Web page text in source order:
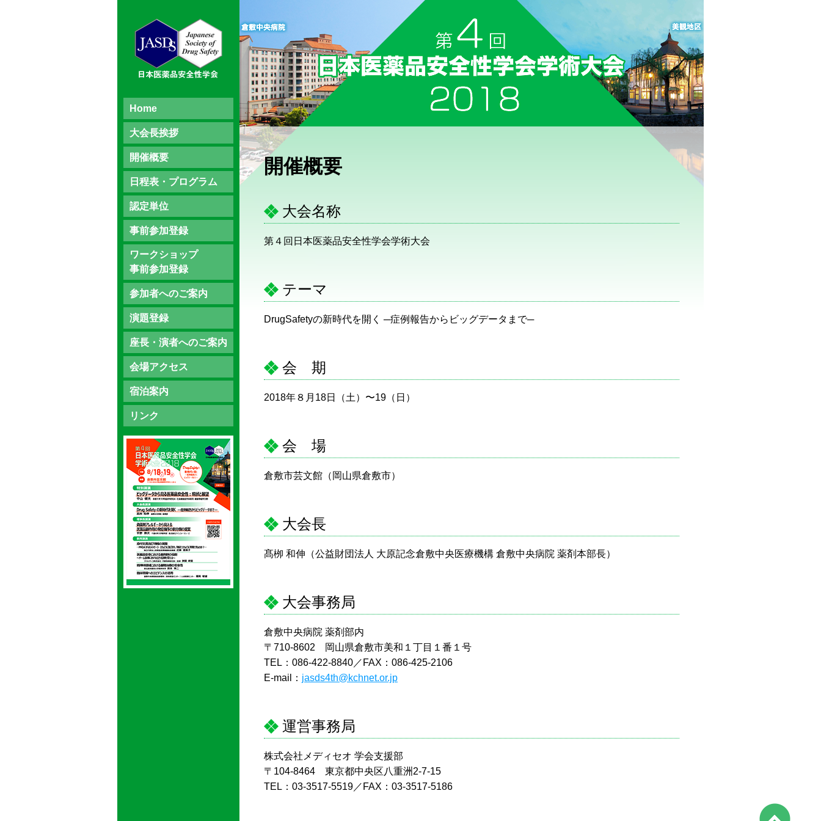
開催概要
大会名称
第４回日本医薬品安全性学会学術大会
テーマ
DrugSafetyの新時代を開く ─症例報告からビッグデータまで─
会 期
2018年８月18日（土）〜19（日）
会 場
倉敷市芸文館（岡山県倉敷市）
大会長
髙栁 和伸（公益財団法人 大原記念倉敷中央医療機構 倉敷中央病院 薬剤本部長）
大会事務局
倉敷中央病院 薬剤部内
〒710-8602 岡山県倉敷市美和１丁目１番１号
TEL：086-422-8840／FAX：086-425-2106
E-mail： jasds4th@kchnet.or.jp
運営事務局
株式会社メディセオ 学会支援部
〒104-8464 東京都中央区八重洲2-7-15
TEL：03-3517-5519／FAX：03-3517-5186
Home
大会長挨拶
開催概要
日程表・プログラム
認定単位
事前参加登録
ワークショップ
事前参加登録
参加者へのご案内
演題登録
座長・演者へのご案内
会場アクセス
宿泊案内
リンク